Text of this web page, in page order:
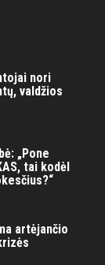
nori
valdžios
„Pone
tai kodėl
artėjančio